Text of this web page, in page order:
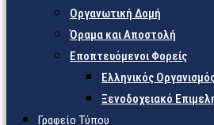
Οργανωτική Δομή
Όραμα και Αποστολή
Εποπτευόμενοι Φορείς
Eλληνικός
Ξενοδοχειακό
Γραφείο Τύπου